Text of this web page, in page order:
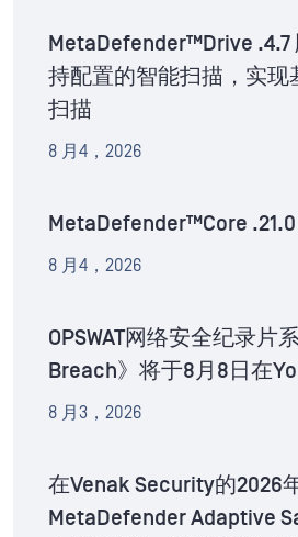
MetaDefender™Drive .4.7
持配置的智能扫描，实现
扫描
8 月4，2026
MetaDefender™Core
8 月4，2026
OPSWAT网络安全纪录片
Breach》将于8月8日在
8 月3，2026
在Venak Security的2026
MetaDefender Adaptive